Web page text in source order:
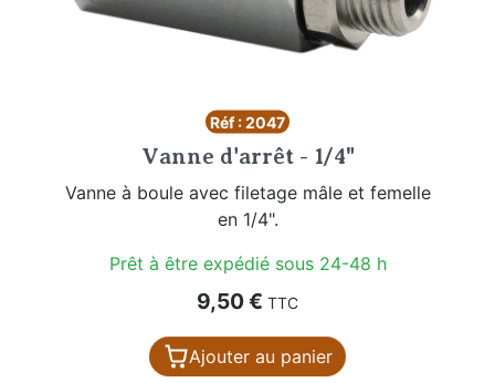
Réf : 2047
Vanne d'arrêt - 1/4"
Vanne à boule avec filetage mâle et femelle
en 1/4".
Prêt à être expédié sous 24-48 h
Prix
9,50 € TTC
Ajouter au panier